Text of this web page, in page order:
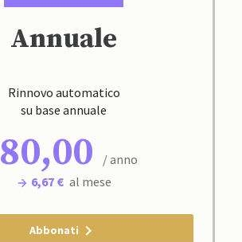
Annuale
Rinnovo automatico
su base annuale
80,00
/ anno
6,67 € al mese
Abbonati